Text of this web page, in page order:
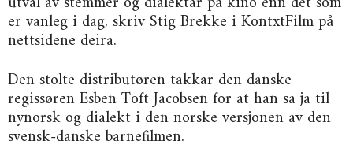
er vanleg i dag, skriv Stig Brekke i KontxtFilm på
nettsidene deira.
Den stolte distributøren takkar den danske
regissøren Esben Toft Jacobsen for at han sa ja til
nynorsk og dialekt i den norske versjonen av den
svensk-danske barnefilmen.